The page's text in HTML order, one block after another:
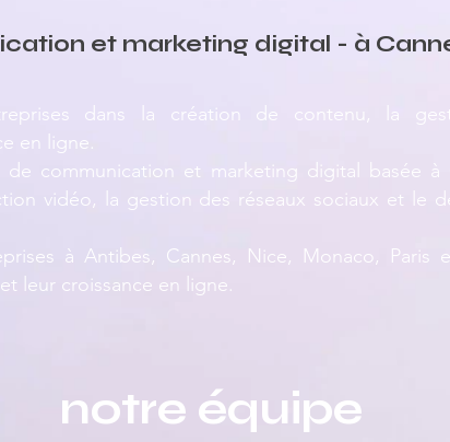
et marketing digital - à
dans la création de contenu, la
en ligne.
communication et marketing digital basée à
vidéo, la gestion des réseaux sociaux et le
à Antibes, Cannes, Nice, Monaco, Paris
leur croissance en ligne.
notre équipe